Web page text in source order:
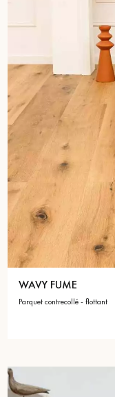
WAVY FUME
parquet contrecollé - flottant